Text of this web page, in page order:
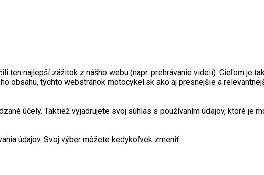
najlepší zážitok z nášho webu (napr. prehrávanie videií). Cieľom je
obsahu, týchto webstránok motocykel.sk ako aj presnejšie a
účely. Taktiež vyjadrujete svoj súhlas s používaním údajov, ktoré je
údajov. Svoj výber môžete kedykoľvek zmeniť.